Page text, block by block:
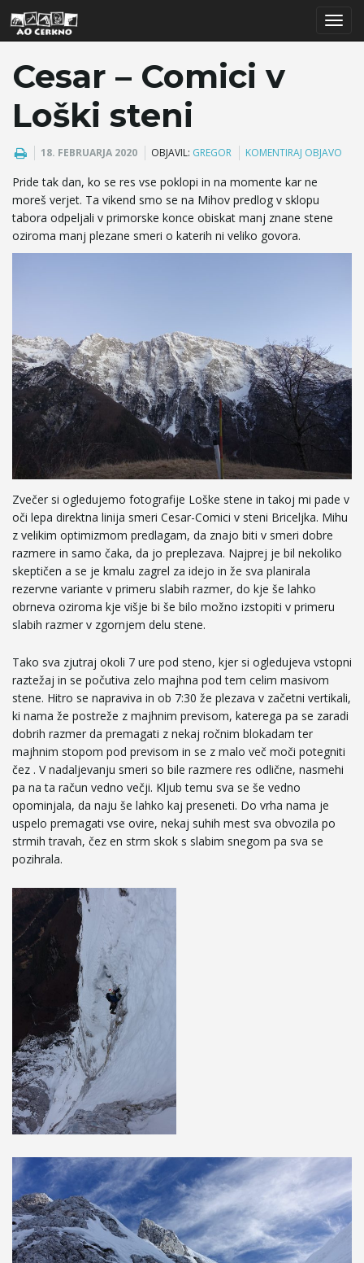
g
e
v
i
Cesar – Comici v
Loški steni
18. FEBRUARJA 2020 OBJAVIL: GREGOR KOMENTIRAJ OBJAVO
Pride tak dan, ko se res vse poklopi in na momente kar ne
moreš verjet. Ta vikend smo se na Mihov predlog v sklopu
tabora odpeljali v primorske konce obiskat manj znane stene
oziroma manj plezane smeri o katerih ni veliko govora.
Zvečer si ogledujemo fotografije Loške stene in takoj mi pade v
oči lepa direktna linija smeri Cesar-Comici v steni Briceljka. Mihu
z velikim optimizmom predlagam, da znajo biti v smeri dobre
razmere in samo čaka, da jo preplezava. Najprej je bil nekoliko
skeptičen a se je kmalu zagrel za idejo in že sva planirala
rezervne variante v primeru slabih razmer, do kje še lahko
obrneva oziroma kje višje bi še bilo možno izstopiti v primeru
slabih razmer v zgornjem delu stene.
Tako sva zjutraj okoli 7 ure pod steno, kjer si ogledujeva vstopni
raztežaj in se počutiva zelo majhna pod tem celim masivom
stene. Hitro se napraviva in ob 7:30 že plezava v začetni vertikali,
ki nama že postreže z majhnim previsom, katerega pa se zaradi
dobrih razmer da premagati z nekaj ročnim blokadam ter
majhnim stopom pod previsom in se z malo več moči potegniti
čez . V nadaljevanju smeri so bile razmere res odlične, nasmehi
pa na ta račun vedno večji. Kljub temu sva se še vedno
opominjala, da naju še lahko kaj preseneti. Do vrha nama je
uspelo premagati vse ovire, nekaj suhih mest sva obvozila po
strmih travah, čez en strm skok s slabim snegom pa sva se
pozihrala.